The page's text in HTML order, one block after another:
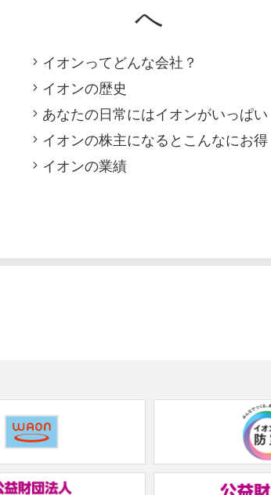
へ
イオンってどんな会社？
イオンの歴史
あなたの日常にはイオンがいっぱい
イオンの株主になるとこんなにお得
イオンの業績